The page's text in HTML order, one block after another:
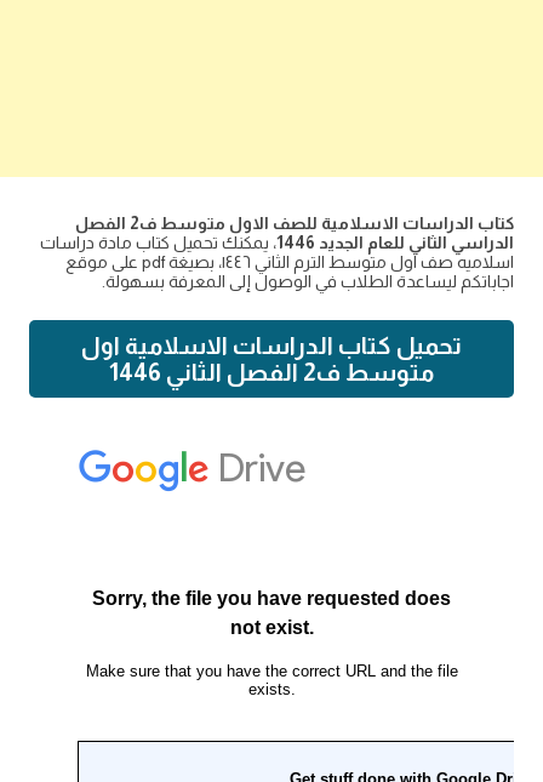
كتاب الدراسات الاسلامية للصف الاول متوسط ف2 الفصل
الدراسي الثاني للعام الجديد 1446
، يمكنك تحميل كتاب مادة دراسات
اسلاميه صف اول متوسط الترم الثاني ١٤٤٦، بصيغة pdf على موقع
اجاباتكم ليساعدة الطلاب في الوصول إلى المعرفة بسهولة.
تحميل كتاب الدراسات الاسلامية اول
متوسط ف2 الفصل الثاني 1446